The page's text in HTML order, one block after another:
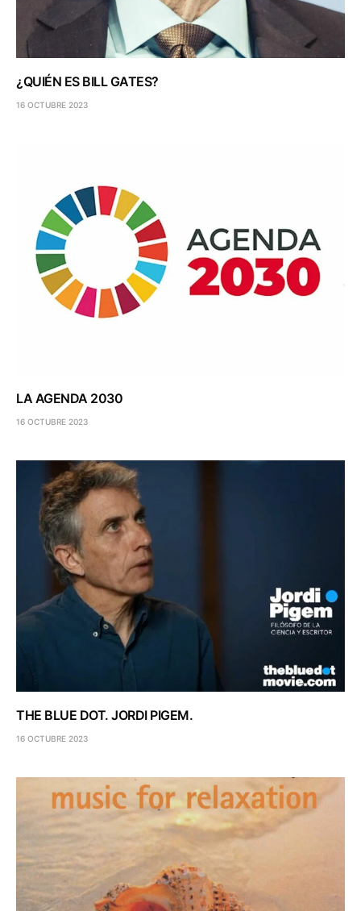
¿QUIÉN ES BILL GATES?
16 OCTUBRE 2023
LA AGENDA 2030
16 OCTUBRE 2023
THE BLUE DOT. JORDI PIGEM.
16 OCTUBRE 2023